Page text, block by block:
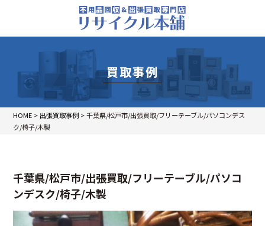
買取事例
HOME > 出張買取事例 >千葉県/松戸市/出張買取/フリーテーブル/パソコンデス
ク/椅子/木製
千葉県/松戸市/出張買取/フリーテーブル/パソコ
ンデスク/椅子/木製